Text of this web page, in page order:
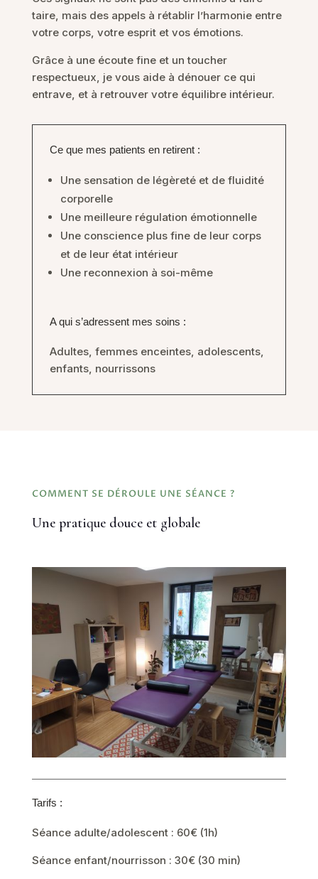
taire, mais des appels à rétablir l’harmonie entre
votre corps, votre esprit et vos émotions.
Grâce à une écoute fine et un toucher
respectueux, je vous aide à dénouer ce qui
entrave, et à retrouver votre équilibre intérieur.
Ce que mes patients en retirent :
Une sensation de légèreté et de fluidité
corporelle
Une meilleure régulation émotionnelle
Une conscience plus fine de leur corps
et de leur état intérieur
Une reconnexion à soi-même
A qui s’adressent mes soins :
Adultes, femmes enceintes, adolescents,
enfants, nourrissons
COMMENT SE DÉROULE UNE SÉANCE ?
Une pratique douce et globale
Tarifs :
Séance adulte/adolescent : 60€ (1h)
Séance enfant/nourrisson : 30€ (30 min)